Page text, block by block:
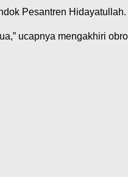
Pesantren Hidayatullah.
ucapnya mengakhiri